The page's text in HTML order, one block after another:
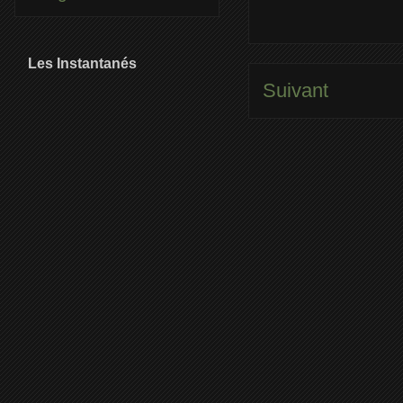
Suivant
Les Instantanés